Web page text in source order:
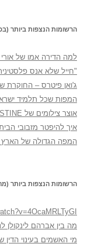
הרשומות הנצפות ביותר
למה הדירה אמו של
"חייל שלא אנס
ג'ואן פיטרס – החוקרת
המפות שכל תלמיד
אוצר צילומים של PALESTINE הריקה
איך להיפטר מזבובי
המפה הגדולה של הארץ
הרשומות הנצפות ביותר
מה בין אברהם לינקולן
מי האשמים בעינוי